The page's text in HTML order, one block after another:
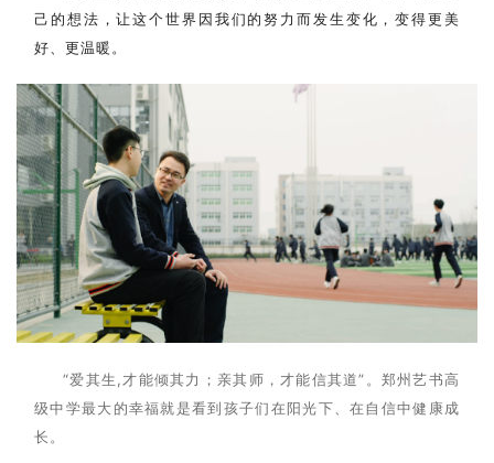
己的想法，让这个世界因我们的努力而发生变化，变得更美
好、更温暖。
“爱其生,才能倾其力；亲其师，才能信其道”。郑州艺书高
级中学最大的幸福就是看到孩子们在阳光下、在自信中健康成
长。